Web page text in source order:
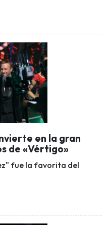
en la gran
de «Vértigo»
fue la favorita del